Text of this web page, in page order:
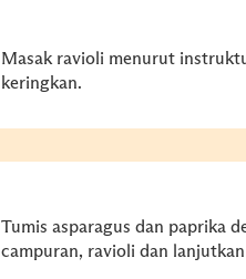
Masak ravioli menurut
keringkan.
Tumis asparagus dan paprika
campuran, ravioli dan lanjutkan